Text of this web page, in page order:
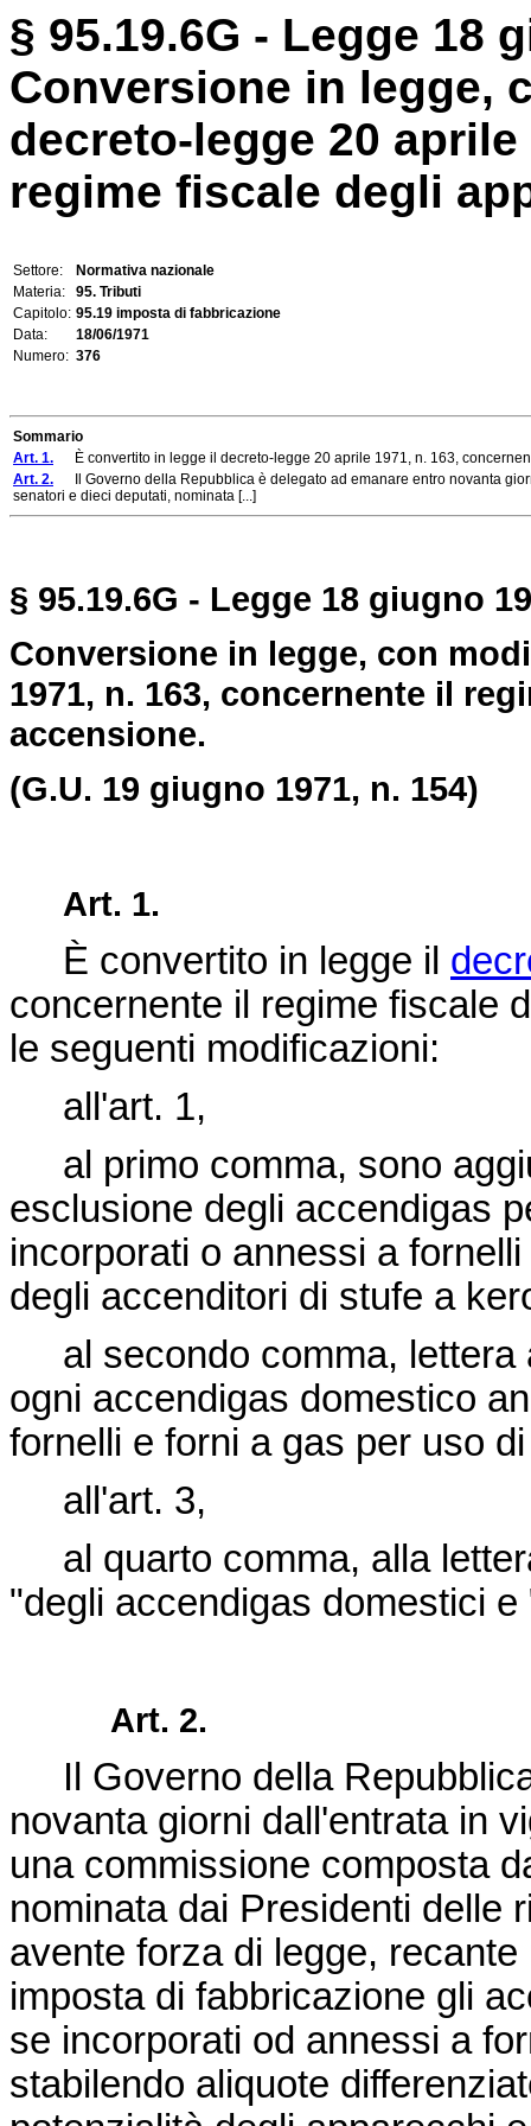
§ 95.19.6G - Legge 18
Conversione in legge,
decreto-legge 20
regime fiscale degli
Settore:
Normativa nazionale
Materia:
95. Tributi
Capitolo: 95.19 imposta di fabbricazione
Data:
18/06/1971
Numero: 376
Sommario
Art. 1. È convertito in legge il decreto-legge 20 aprile 1971, n. 163,
Art. 2. Il Governo della Repubblica è delegato ad emanare entro novanta
senatori e dieci deputati, nominata [...]
§ 95.19.6G - Legge 18 giugno
Conversione in legge, con
1971, n. 163, concernente il
accensione.
(G.U. 19 giugno 1971, n. 154)
Art. 1.
È convertito in legge il
concernente il regime fiscale
le seguenti modificazioni:
all'art. 1,
al primo comma, sono
esclusione degli accendigas
incorporati o annessi a
degli accenditori di stufe a
al secondo comma, lettera
ogni accendigas domestico
fornelli e forni a gas per uso
all'art. 3,
al quarto comma, alla
"degli accendigas domestici e
Art. 2.
Il Governo della
novanta giorni dall'entrata in
una commissione composta
nominata dai Presidenti delle
avente forza di legge,
imposta di fabbricazione gli
se incorporati od annessi a
stabilendo aliquote